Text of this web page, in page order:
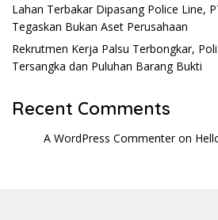
Lahan Terbakar Dipasang Police Line,
Tegaskan Bukan Aset Perusahaan
Rekrutmen Kerja Palsu Terbongkar,
Tersangka dan Puluhan Barang Bukti
Recent Comments
A WordPress Commenteron